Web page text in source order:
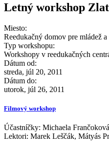
Letný workshop
Miesto:
Reedukačný domov pre mládež
Typ workshopu:
Workshopy v reedukačných
Dátum od:
streda, júl 20, 2011
Dátum do:
utorok, júl 26, 2011
Filmový workshop
Účastníčky: Michaela
Lektori: Marek Leščák, Mátyás